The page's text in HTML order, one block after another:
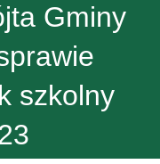
Gminy
szkolny